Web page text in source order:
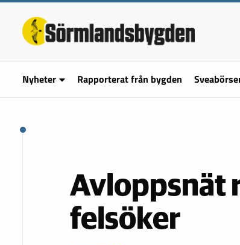
Nyheter Rapporterat från bygden
Avloppsnät
felsöker